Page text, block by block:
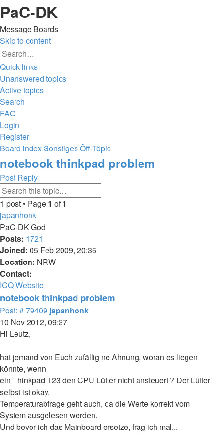
PaC-DK
Message Boards
Skip to content
Quick links
Unanswered topics
Active topics
Search
FAQ
Login
Register
Board indexSonstigesÔff-Tôpic
Search
notebook thinkpad problem
Post Reply
1 post • Page 1 of1
japanhonk
PaC-DK God
Posts: 1721
Joined: 05 Feb 2009, 20:36
Location: NRW
Contact:
Contact
japanhonk
ICQWebsite
notebook thinkpad problem
Quote
Post: # 79409 Post
japanhonk
10 Nov 2012, 09:37
Hi Leutz,
hat jemand von Euch zufällig ne Ahnung, woran es liegen
könnte, wenn
ein Thinkpad T23 den CPU Lüfter nicht ansteuert ? Der Lüfter
selbst ist okay.
Temperaturabfrage geht auch, da die Werte korrekt vom
System ausgelesen werden.
Und bevor ich das Mainboard ersetze, frag ich mal...